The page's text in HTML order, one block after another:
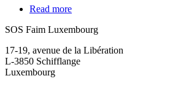
Read more
Faim
SOS Faim Luxembourg
17-19, avenue de la Libération
L-3850 Schifflange
Luxembourg